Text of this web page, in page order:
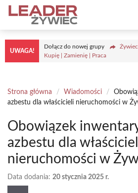
Przejdź
treści
UWAGA!
Dołącz do nowej grupy
Żywiec
Kupię | Zamienię | Praca
Strona główna / Wiadomości /
azbestu dla właścicieli nieruchomości w
Obowiązek
azbestu dla
nieruchomości w
Data dodania: 20 stycznia 2025 r.